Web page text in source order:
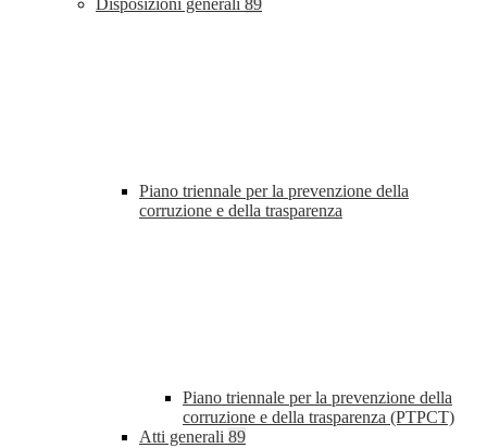
Disposizioni generali 89
Piano triennale per la prevenzione della
corruzione e della trasparenza
Piano triennale per la prevenzione della
corruzione e della trasparenza (PTPCT)
Atti generali 89